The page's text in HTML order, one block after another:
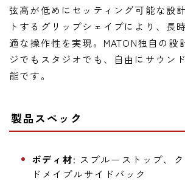
弦高が低めにセッティング可能な設
トするグリップシェイプにより、長
適な操作性を実現。MATON独自の設
ジでもスタジオでも、自由にサウン
能です。
製品スペック
ボディ材: スプルーストップ、
ドメイプルサイドバック